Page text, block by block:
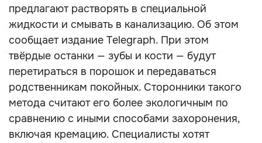
предлагают растворять в специальной
жидкости и смывать в канализацию. Об этом
сообщает издание Telegraph. При этом
твёрдые останки — зубы и кости — будут
перетираться в порошок и передаваться
родственникам покойных. Сторонники такого
метода считают его более экологичным по
сравнению с иными способами захоронения,
включая кремацию. Специалисты хотят